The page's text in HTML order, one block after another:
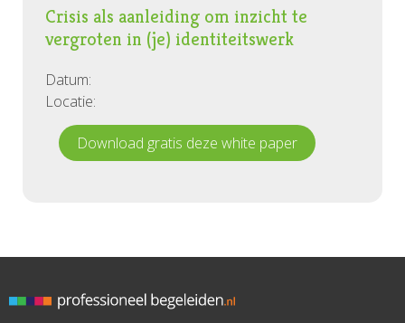
Crisis als aanleiding om inzicht te
vergroten in (je) identiteitswerk
Datum:
Locatie:
Download gratis deze white paper